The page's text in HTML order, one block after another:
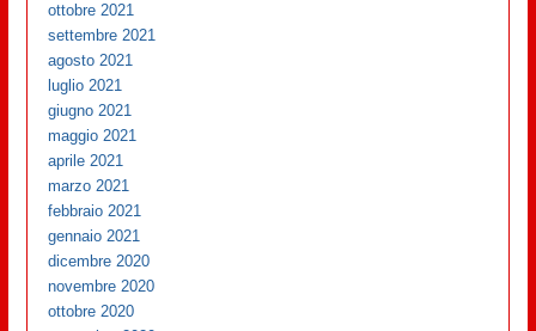
ottobre 2021
settembre 2021
agosto 2021
luglio 2021
giugno 2021
maggio 2021
aprile 2021
marzo 2021
febbraio 2021
gennaio 2021
dicembre 2020
novembre 2020
ottobre 2020